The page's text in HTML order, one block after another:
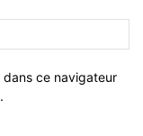
dans ce navigateur